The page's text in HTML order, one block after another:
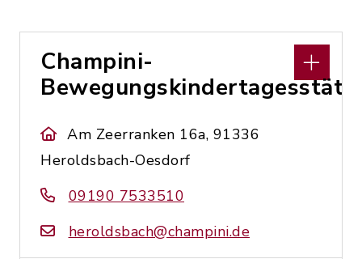
Champini-
Am Zeerranken 16a, 91336
Heroldsbach-Oesdorf
09190 7533510
heroldsbach@champini.de